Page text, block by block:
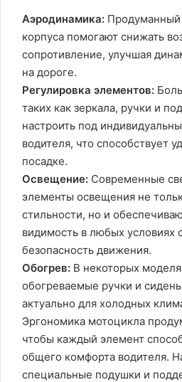
Аэродинамика:
корпуса помогают снижать
сопротивление, улучшая
на дороге.
Регулировка элементов:
таких как зеркала, ручки и
настроить под
водителя, что способствует
посадке.
Освещение: Современные
элементы освещения не
стильности, но и
видимость в любых
безопасность движения.
Обогрев: В некоторых
обогреваемые ручки и
актуально для холодных
Эргономика мотоцикла
чтобы каждый элемент
общего комфорта водителя.
специальные подушки и